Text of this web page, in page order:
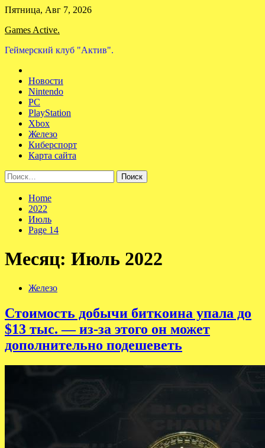
Skip
content
Пятница, Авг 7, 2026
Games Active.
Геймерский клуб "Актив".
Новости
Nintendo
PC
PlayStation
Xbox
Железо
Киберспорт
Карта сайта
Найти:
Home
2022
Июль
Page 14
Месяц: Июль 2022
Железо
Стоимость добычи биткоина упала до
$13 тыс. — из-за этого он может
дополнительно подешеветь